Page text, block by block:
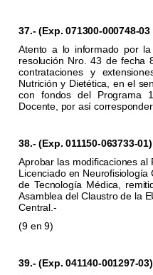
37.- (Exp. 071300-000748-
Atento a lo informado por
resolución Nro. 43 de fecha
contrataciones y
Nutrición y Dietética, en el
con fondos del Programa
Docente, por así
38.- (Exp. 011150-063733-01)
Aprobar las modificaciones
Licenciado en Neurofisiología
de Tecnología Médica,
Asamblea del Claustro de la
Central.-
(9 en 9)
39.- (Exp. 041140-001297-03)